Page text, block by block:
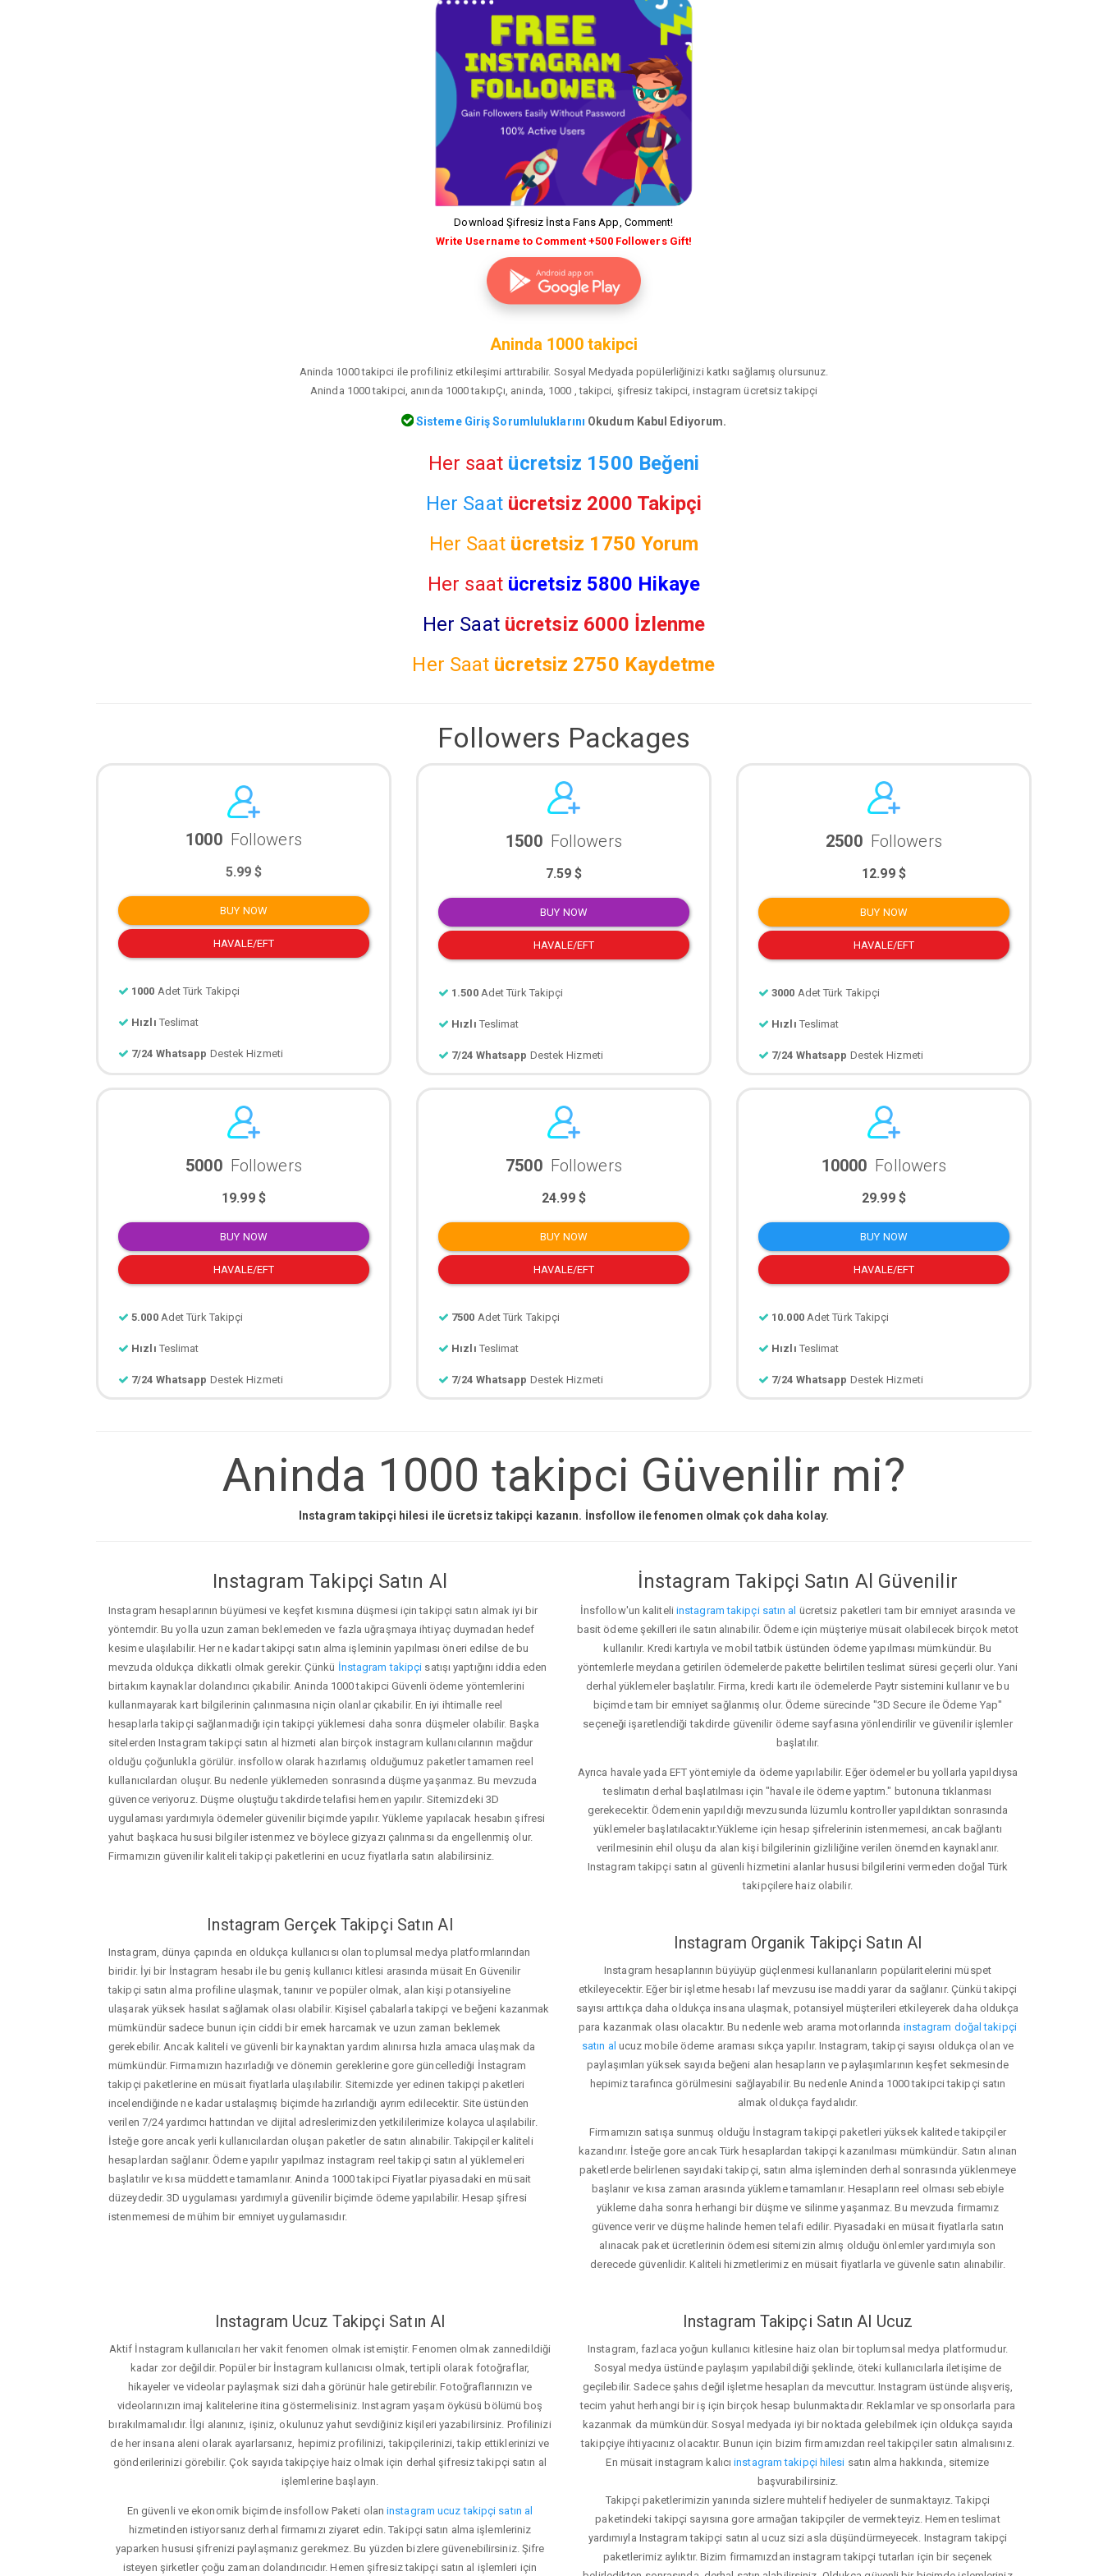
Download Şifresiz İnsta Fans App, Comment!
Write Username to Comment +500 Followers Gift!
Aninda 1000 takipci
Aninda 1000 takipci ile profiliniz etkileşimi arttırabilir. Sosyal Medyada popülerliğinizi katkı sağlamış olursunuz.
Aninda 1000 takipci, anında 1000 takıpÇı, aninda, 1000 , takipci, şifresiz takipci, instagram ücretsiz takipçi
Sisteme Giriş Sorumluluklarını Okudum Kabul Ediyorum.
Her saat ücretsiz 1500 Beğeni
Her Saat ücretsiz 2000 Takipçi
Her Saat ücretsiz 1750 Yorum
Her saat ücretsiz 5800 Hikaye
Her Saat ücretsiz 6000 İzlenme
Her Saat ücretsiz 2750 Kaydetme
Followers Packages
1000 Followers
5.99 $
BUY NOW
HAVALE/EFT
1000 Adet Türk Takipçi
Hızlı Teslimat
7/24 Whatsapp Destek Hizmeti
1500 Followers
7.59 $
BUY NOW
HAVALE/EFT
1.500 Adet Türk Takipçi
Hızlı Teslimat
7/24 Whatsapp Destek Hizmeti
2500 Followers
12.99 $
BUY NOW
HAVALE/EFT
3000 Adet Türk Takipçi
Hızlı Teslimat
7/24 Whatsapp Destek Hizmeti
5000 Followers
19.99 $
BUY NOW
HAVALE/EFT
5.000 Adet Türk Takipçi
Hızlı Teslimat
7/24 Whatsapp Destek Hizmeti
7500 Followers
24.99 $
BUY NOW
HAVALE/EFT
7500 Adet Türk Takipçi
Hızlı Teslimat
7/24 Whatsapp Destek Hizmeti
10000 Followers
29.99 $
BUY NOW
HAVALE/EFT
10.000 Adet Türk Takipçi
Hızlı Teslimat
7/24 Whatsapp Destek Hizmeti
Aninda 1000 takipci Güvenilir mi?
Instagram takipçi hilesi ile ücretsiz takipçi kazanın. İnsfollow ile fenomen olmak çok daha kolay.
Instagram Takipçi Satın Al
Instagram hesaplarının büyümesi ve keşfet kısmına düşmesi için takipçi satın almak iyi bir
yöntemdir. Bu yolla uzun zaman beklemeden ve fazla uğraşmaya ihtiyaç duymadan hedef
kesime ulaşılabilir. Her ne kadar takipçi satın alma işleminin yapılması öneri edilse de bu
mevzuda oldukça dikkatli olmak gerekir. Çünkü İnstagram takipçi satışı yaptığını iddia eden
birtakım kaynaklar dolandırıcı çıkabilir. Aninda 1000 takipci Güvenli ödeme yöntemlerini
kullanmayarak kart bilgilerinin çalınmasına niçin olanlar çıkabilir. En iyi ihtimalle reel
hesaplarla takipçi sağlanmadığı için takipçi yüklemesi daha sonra düşmeler olabilir. Başka
sitelerden Instagram takipçi satın al hizmeti alan birçok instagram kullanıcılarının mağdur
olduğu çoğunlukla görülür. insfollow olarak hazırlamış olduğumuz paketler tamamen reel
kullanıcılardan oluşur. Bu nedenle yüklemeden sonrasında düşme yaşanmaz. Bu mevzuda
güvence veriyoruz. Düşme oluştuğu takdirde telafisi hemen yapılır. Sitemizdeki 3D
uygulaması yardımıyla ödemeler güvenilir biçimde yapılır. Yükleme yapılacak hesabın şifresi
yahut başkaca hususi bilgiler istenmez ve böylece gizyazı çalınması da engellenmiş olur.
Firmamızın güvenilir kaliteli takipçi paketlerini en ucuz fiyatlarla satın alabilirsiniz.
İnstagram Takipçi Satın Al Güvenilir
İnsfollow'un kaliteli instagram takipçi satın al ücretsiz paketleri tam bir emniyet arasında ve
basit ödeme şekilleri ile satın alınabilir. Ödeme için müşteriye müsait olabilecek birçok metot
kullanılır. Kredi kartıyla ve mobil tatbik üstünden ödeme yapılması mümkündür. Bu
yöntemlerle meydana getirilen ödemelerde pakette belirtilen teslimat süresi geçerli olur. Yani
derhal yüklemeler başlatılır. Firma, kredi kartı ile ödemelerde Paytr sistemini kullanır ve bu
biçimde tam bir emniyet sağlanmış olur. Ödeme sürecinde "3D Secure ile Ödeme Yap"
seçeneği işaretlendiği takdirde güvenilir ödeme sayfasına yönlendirilir ve güvenilir işlemler
başlatılır.
Ayrıca havale yada EFT yöntemiyle da ödeme yapılabilir. Eğer ödemeler bu yollarla yapıldıysa
teslimatın derhal başlatılması için "havale ile ödeme yaptım." butonuna tıklanması
gerekecektir. Ödemenin yapıldığı mevzusunda lüzumlu kontroller yapıldıktan sonrasında
yüklemeler başlatılacaktır.Yükleme için hesap şifrelerinin istenmemesi, ancak bağlantı
verilmesinin ehil oluşu da alan kişi bilgilerinin gizliliğine verilen önemden kaynaklanır.
Instagram takipçi satın al güvenli hizmetini alanlar hususi bilgilerini vermeden doğal Türk
takipçilere haiz olabilir.
Instagram Gerçek Takipçi Satın Al
Instagram, dünya çapında en oldukça kullanıcısı olan toplumsal medya platformlarından
biridir. İyi bir İnstagram hesabı ile bu geniş kullanıcı kitlesi arasında müsait En Güvenilir
takipçi satın alma profiline ulaşmak, tanınır ve popüler olmak, alan kişi potansiyeline
ulaşarak yüksek hasılat sağlamak olası olabilir. Kişisel çabalarla takipçi ve beğeni kazanmak
mümkündür sadece bunun için ciddi bir emek harcamak ve uzun zaman beklemek
gerekebilir. Ancak kaliteli ve güvenli bir kaynaktan yardım alınırsa hızla amaca ulaşmak da
mümkündür. Firmamızın hazırladığı ve dönemin gereklerine gore güncellediği İnstagram
takipçi paketlerine en müsait fiyatlarla ulaşılabilir. Sitemizde yer edinen takipçi paketleri
incelendiğinde ne kadar ustalaşmış biçimde hazırlandığı ayrım edilecektir. Site üstünden
verilen 7/24 yardımcı hattından ve dijital adreslerimizden yetkililerimize kolayca ulaşılabilir.
İsteğe gore ancak yerli kullanıcılardan oluşan paketler de satın alınabilir. Takipçiler kaliteli
hesaplardan sağlanır. Ödeme yapılır yapılmaz instagram reel takipçi satın al yüklemeleri
başlatılır ve kısa müddette tamamlanır. Aninda 1000 takipci Fiyatlar piyasadaki en müsait
düzeydedir. 3D uygulaması yardımıyla güvenilir biçimde ödeme yapılabilir. Hesap şifresi
istenmemesi de mühim bir emniyet uygulamasıdır.
Instagram Organik Takipçi Satın Al
Instagram hesaplarının büyüyüp güçlenmesi kullananların popülaritelerini müspet
etkileyecektir. Eğer bir işletme hesabı laf mevzusu ise maddi yarar da sağlanır. Çünkü takipçi
sayısı arttıkça daha oldukça insana ulaşmak, potansiyel müşterileri etkileyerek daha oldukça
para kazanmak olası olacaktır. Bu nedenle web arama motorlarında instagram doğal takipçi
satın al ucuz mobile ödeme araması sıkça yapılır. Instagram, takipçi sayısı oldukça olan ve
paylaşımları yüksek sayıda beğeni alan hesapların ve paylaşımlarının keşfet sekmesinde
hepimiz tarafınca görülmesini sağlayabilir. Bu nedenle Aninda 1000 takipci takipçi satın
almak oldukça faydalıdır.
Firmamızın satışa sunmuş olduğu İnstagram takipçi paketleri yüksek kalitede takipçiler
kazandırır. İsteğe gore ancak Türk hesaplardan takipçi kazanılması mümkündür. Satın alınan
paketlerde belirlenen sayıdaki takipçi, satın alma işleminden derhal sonrasında yüklenmeye
başlanır ve kısa zaman arasında yükleme tamamlanır. Hesapların reel olması sebebiyle
yükleme daha sonra herhangi bir düşme ve silinme yaşanmaz. Bu mevzuda firmamız
güvence verir ve düşme halinde hemen telafi edilir. Piyasadaki en müsait fiyatlarla satın
alınacak paket ücretlerinin ödemesi sitemizin almış olduğu önlemler yardımıyla son
derecede güvenlidir. Kaliteli hizmetlerimiz en müsait fiyatlarla ve güvenle satın alınabilir.
Instagram Ucuz Takipçi Satın Al
Aktif İnstagram kullanıcıları her vakit fenomen olmak istemiştir. Fenomen olmak zannedildiği
kadar zor değildir. Popüler bir İnstagram kullanıcısı olmak, tertipli olarak fotoğraflar,
hikayeler ve videolar paylaşmak sizi daha görünür hale getirebilir. Fotoğraflarınızın ve
videolarınızın imaj kalitelerine itina göstermelisiniz. Instagram yaşam öyküsü bölümü boş
bırakılmamalıdır. İlgi alanınız, işiniz, okulunuz yahut sevdiğiniz kişileri yazabilirsiniz. Profilinizi
de her insana aleni olarak ayarlarsanız, hepimiz profilinizi, takipçilerinizi, takip ettiklerinizi ve
gönderilerinizi görebilir. Çok sayıda takipçiye haiz olmak için derhal şifresiz takipçi satın al
işlemlerine başlayın.
En güvenli ve ekonomik biçimde insfollow Paketi olaninstagram ucuz takipçi satın al
hizmetinden istiyorsanız derhal firmamızı ziyaret edin. Takipçi satın alma işlemleriniz
yaparken hususi şifrenizi paylaşmanız gerekmez. Bu yüzden bizlere güvenebilirsiniz. Şifre
isteyen şirketler çoğu zaman dolandırıcıdır. Hemen şifresiz takipçi satın al işlemleri için
Instagram Takipçi Satın Al Ucuz
Instagram, fazlaca yoğun kullanıcı kitlesine haiz olan bir toplumsal medya platformudur.
Sosyal medya üstünde paylaşım yapılabildiği şeklinde, öteki kullanıcılarla iletişime de
geçilebilir. Sadece şahıs değil işletme hesapları da mevcuttur. Instagram üstünde alışveriş,
tecim yahut herhangi bir iş için birçok hesap bulunmaktadır. Reklamlar ve sponsorlarla para
kazanmak da mümkündür. Sosyal medyada iyi bir noktada gelebilmek için oldukça sayıda
takipçiye ihtiyacınız olacaktır. Bunun için bizim firmamızdan reel takipçiler satın almalısınız.
En müsait instagram kalıcıinstagram takipçi hilesi satın alma hakkında, sitemize
başvurabilirsiniz.
Takipçi paketlerimizin yanında sizlere muhtelif hediyeler de sunmaktayız. Takipçi
paketindeki takipçi sayısına gore armağan takipçiler de vermekteyiz. Hemen teslimat
yardımıyla Instagram takipçi satın al ucuz sizi asla düşündürmeyecek. Instagram takipçi
paketlerimiz aylıktır. Bizim firmamızdan instagram takipçi tutarları için bir seçenek